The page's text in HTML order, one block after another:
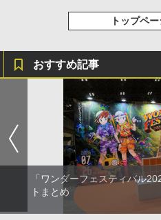
トップペ
おすすめ記事
「ワンダーフェスティバル
トまとめ